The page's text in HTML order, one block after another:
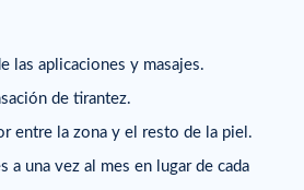
las aplicaciones y masajes.
de tirantez.
entre la zona y el resto de la piel.
a una vez al mes en lugar de cada